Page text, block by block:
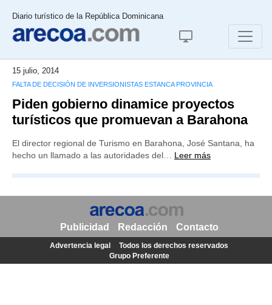
Diario turístico de la República Dominicana
15 julio, 2014
FALTA DE DECISIÓN DE INVERSIONISTAS ESTANCA PROVINCIA
Piden gobierno dinamice proyectos
turísticos que promuevan a Barahona
El director regional de Turismo en Barahona, José Santana, ha
hecho un llamado a las autoridades del… Leer más
Publicidad Redacción Contacto
Advertencia legal
Todos los derechos reservados
Grupo Preferente